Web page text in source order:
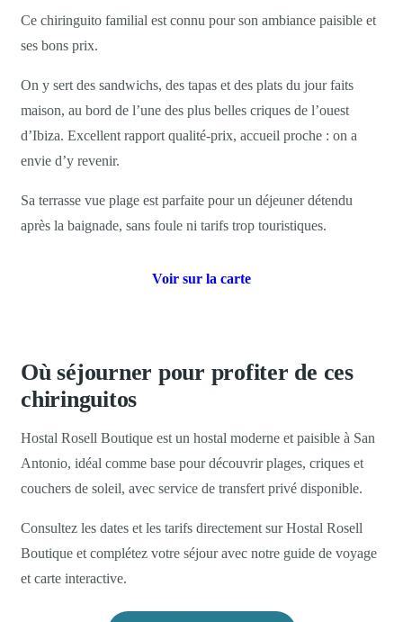
Ce chiringuito familial est connu pour son ambiance paisible et
ses bons prix.
On y sert des sandwichs, des tapas et des plats du jour faits
maison, au bord de l’une des plus belles criques de l’ouest
d’Ibiza. Excellent rapport qualité-prix, accueil proche : on a
envie d’y revenir.
Sa terrasse vue plage est parfaite pour un déjeuner détendu
après la baignade, sans foule ni tarifs trop touristiques.
Voir sur la carte
Où séjourner pour profiter de ces
chiringuitos
Hostal Rosell Boutique est un hostal moderne et paisible à San
Antonio, idéal comme base pour découvrir plages, criques et
couchers de soleil, avec service de transfert privé disponible.
Consultez les dates et les tarifs directement sur Hostal Rosell
Boutique et complétez votre séjour avec notre guide de voyage
et carte interactive.